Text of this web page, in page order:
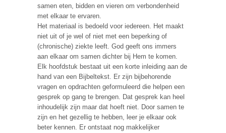
samen eten, bidden en vieren om verbondenheid
met elkaar te ervaren.
Het materiaal is bedoeld voor iedereen. Het maakt
niet uit of je wel of niet met een beperking of
(chronische) ziekte leeft. God geeft ons immers
aan elkaar om samen dichter bij Hem te komen.
Elk hoofdstuk bestaat uit een korte inleiding aan de
hand van een Bijbeltekst. Er zijn bijbehorende
vragen en opdrachten geformuleerd die helpen een
gesprek op gang te brengen. Dat gesprek kan heel
inhoudelijk zijn maar dat hoeft niet. Door samen te
zijn en het gezellig te hebben, leer je elkaar ook
beter kennen. Er ontstaat nog makkelijker